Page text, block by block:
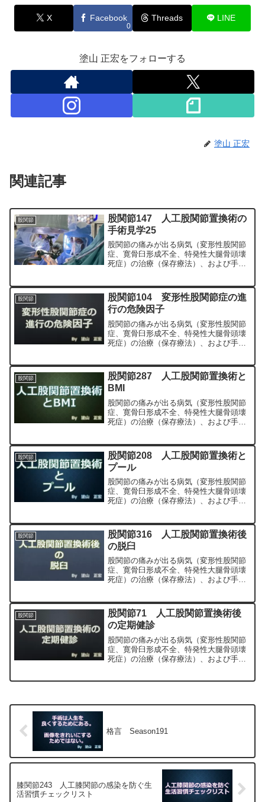
X Facebook
0
Threads LINE
塗山 正宏をフォローする
塗山 正宏
関連記事
股関節
股関節147 人工股関節置換術の
手術見学25
股関節の痛みが出る病気（変形性股関節
症、寛骨臼形成不全、特発性大腿骨頭壊
死症）の治療（保存療法）、および手術
科専門医（人工関節手術を専門）の塗山
正宏が色々と説明します。
股関節
股関節104 変形性股関節症の進
行の危険因子
股関節の痛みが出る病気（変形性股関節
症、寛骨臼形成不全、特発性大腿骨頭壊
死症）の治療（保存療法）、および手術
科専門医（人工関節手術を専門）の塗山
正宏が色々と説明します。
股関節
股関節287 人工股関節置換術と
BMI
股関節の痛みが出る病気（変形性股関節
症、寛骨臼形成不全、特発性大腿骨頭壊
死症）の治療（保存療法）、および手術
科専門医（人工関節手術を専門）の塗山
正宏が色々と説明します。
股関節
股関節208 人工股関節置換術と
プール
股関節の痛みが出る病気（変形性股関節
症、寛骨臼形成不全、特発性大腿骨頭壊
死症）の治療（保存療法）、および手術
科専門医（人工関節手術を専門）の塗山
正宏が色々と説明します。
股関節
股関節316 人工股関節置換術後
の脱臼
股関節の痛みが出る病気（変形性股関節
症、寛骨臼形成不全、特発性大腿骨頭壊
死症）の治療（保存療法）、および手術
科専門医（人工関節手術を専門）の塗山
正宏が色々と説明します。
股関節
股関節71 人工股関節置換術後
の定期健診
股関節の痛みが出る病気（変形性股関節
症、寛骨臼形成不全、特発性大腿骨頭壊
死症）の治療（保存療法）、および手術
格言 Season191
膝関節243 人工膝関節の感染を防ぐ生
活習慣チェックリスト